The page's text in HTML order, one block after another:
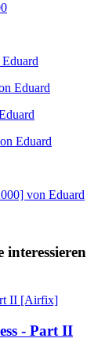
Eduard
Eduard
von Eduard
- Part II